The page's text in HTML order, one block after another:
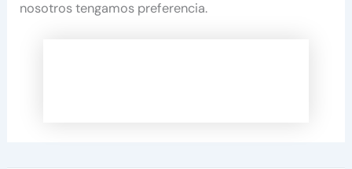
nosotros tengamos preferencia.